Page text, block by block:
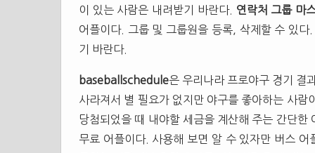
이 있는 사람은 내려받기 바란다. 연락처 그룹 마
어플이다. 그룹 및 그룹원을 등록, 삭제할 수 있
기 바란다.
baseballschedule은 우리나라 프로야구 경기 결
사라져서 별 필요가 없지만 야구를 좋아하는 사람
당첨되었을 때 내야할 세금을 계산해 주는 간단한
무료 어플이다. 사용해 보면 알 수 있자만 버스